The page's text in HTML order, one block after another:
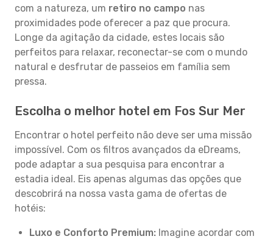
com a natureza, um retiro no campo nas
proximidades pode oferecer a paz que procura.
Longe da agitação da cidade, estes locais são
perfeitos para relaxar, reconectar-se com o mundo
natural e desfrutar de passeios em família sem
pressa.
Escolha o melhor hotel em Fos Sur Mer
Encontrar o hotel perfeito não deve ser uma missão
impossível. Com os filtros avançados da eDreams,
pode adaptar a sua pesquisa para encontrar a
estadia ideal. Eis apenas algumas das opções que
descobrirá na nossa vasta gama de ofertas de
hotéis:
Luxo e Conforto Premium: Imagine acordar com